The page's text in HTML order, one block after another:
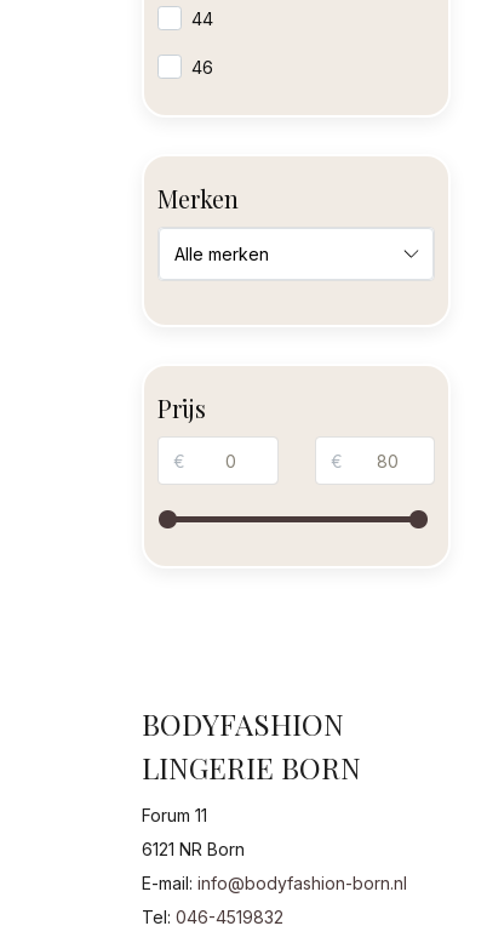
44
46
Merken
Prijs
€ €
BODYFASHION
LINGERIE BORN
Forum 11
6121 NR Born
E-mail: info@bodyfashion-born.nl
Tel: 046-4519832